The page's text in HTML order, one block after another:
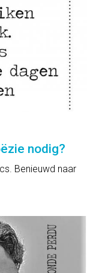
nodig?
Benieuwd naar